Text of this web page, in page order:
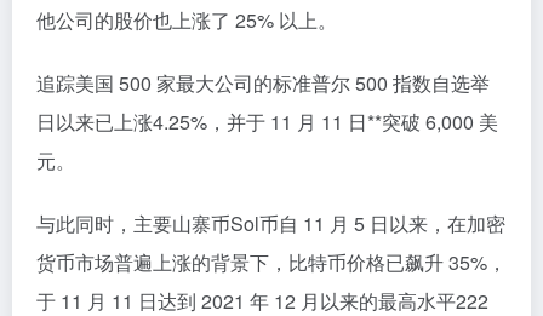
他公司的股价也上涨了 25% 以上。
追踪美国 500 家最大公司的标准普尔 500 指数自选举
日以来已上涨4.25%，并于 11 月 11 日**突破 6,000 美
元。
与此同时，主要山寨币Sol币自 11 月 5 日以来，在加密
货币市场普遍上涨的背景下，比特币价格已飙升 35%，
于 11 月 11 日达到 2021 年 12 月以来的最高水平222